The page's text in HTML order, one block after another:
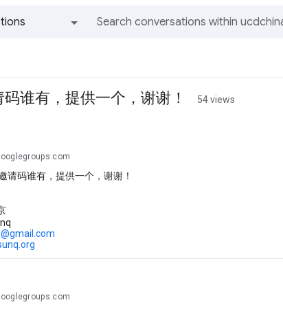
谁有，提供一个，谢谢！ 54 views
请码谁有，提供一个，谢谢！